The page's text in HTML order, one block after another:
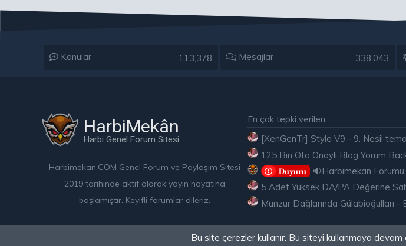
Konular 113,378 Mesajlar 338,043
HarbiMekân
Harbi Genel Forum Sitesi
Harbimekan.COM Genel Forum ve Paylaşım Sitesi
2019 tarihinde aktif olarak yayın hayatına
başlamıştır. Keyifli forumlar dileriz.
En çok tepki verilen
[XenGenTr] Style V9 - 9. Nesil
𝐃𝐮𝐲𝐮𝐫𝐮
🔉Harbimekan Forumu 100.000
Bu site çerezler kullanır. Bu siteyi kullanmaya devam